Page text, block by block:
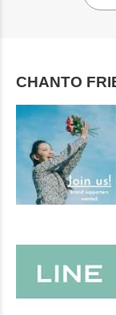
CHANTO